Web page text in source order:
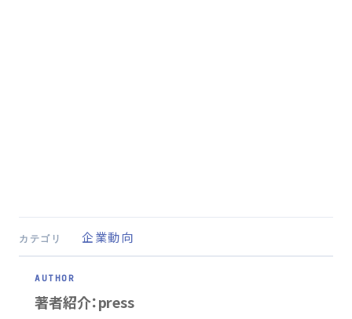
カテゴリ 企業動向
著者紹介：press